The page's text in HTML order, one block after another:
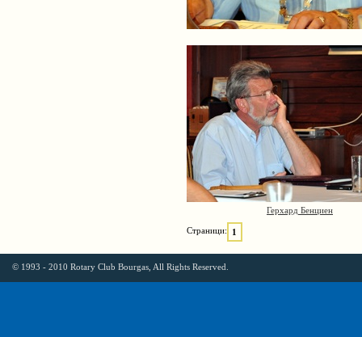
Герхард Бенциен
Страници: 1
© 1993 - 2010 Rotary Club Bourgas, All Rights Reserved.